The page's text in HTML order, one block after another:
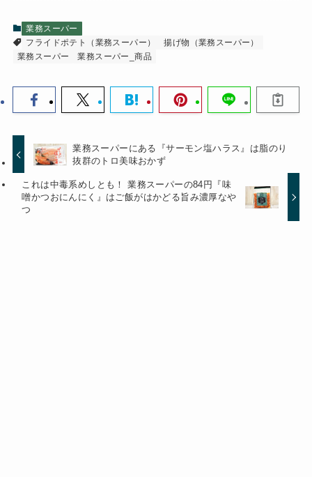
業務スーパー
フライドポテト（業務スーパー）
揚げ物（業務スーパー）
業務スーパー
業務スーパー_商品
業務スーパーにある『サーモン塩ハラス』は脂のり
抜群のトロ美味おかず
これは中毒系めしとも！ 業務スーパーの84円『味
噌かつおにんにく』はご飯がはかどる旨み濃厚なや
つ